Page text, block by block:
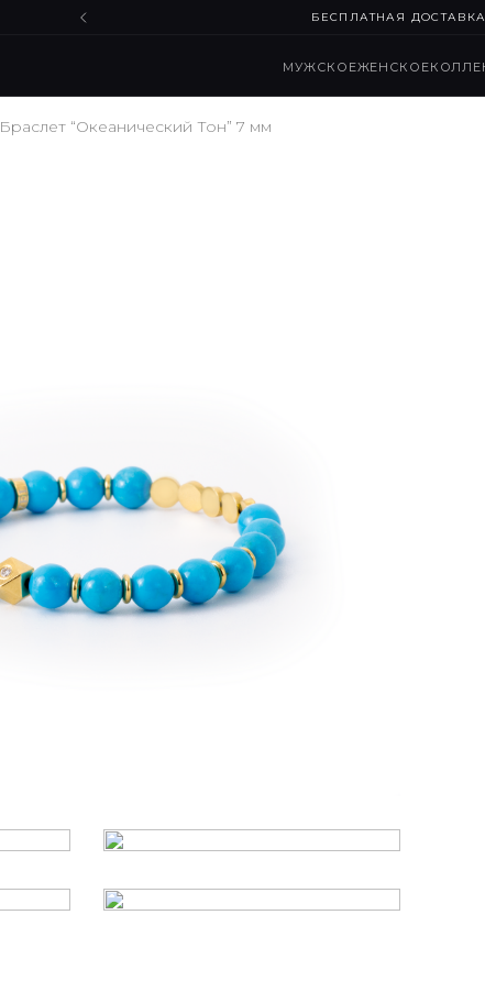
БЕСПЛАТНАЯ
МУЖСКОЕЖЕНСКОЕ
Браслет “Океанический Тон” 7 мм